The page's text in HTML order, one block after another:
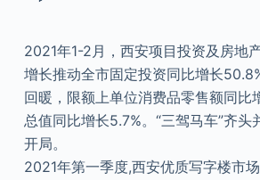
2021年1-2月，西安项目投资及房地
增长推动全市固定投资同比增长
回暖，限额上单位消费品零售额同比
总值同比增长5.7%。“三驾马车”齐头
开局。
2021年第一季度,西安优质写字楼市